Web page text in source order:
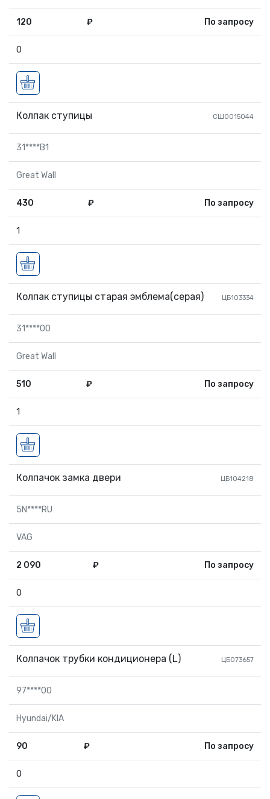
120 ₽ По запросу
0
Колпак ступицы СШ0015044
31****B1
Great Wall
430 ₽ По запросу
1
Колпак ступицы старая эмблема(серая) ЦБ103334
31****00
Great Wall
510 ₽ По запросу
1
Колпачок замка двери ЦБ104218
5N****RU
VAG
2 090 ₽ По запросу
0
Колпачок трубки кондиционера (L) ЦБ073657
97****00
Hyundai/KIA
90 ₽ По запросу
0